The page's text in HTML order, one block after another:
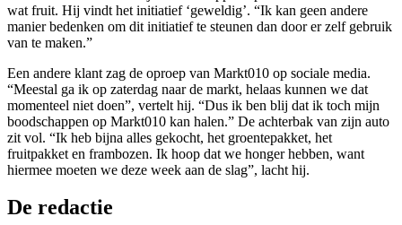
wat fruit. Hij vindt het initiatief ‘geweldig’. “Ik kan geen andere
manier bedenken om dit initiatief te steunen dan door er zelf gebruik
van te maken.”
Een andere klant zag de oproep van Markt010 op sociale media.
“Meestal ga ik op zaterdag naar de markt, helaas kunnen we dat
momenteel niet doen”, vertelt hij. “Dus ik ben blij dat ik toch mijn
boodschappen op Markt010 kan halen.” De achterbak van zijn auto
zit vol. “Ik heb bijna alles gekocht, het groentepakket, het
fruitpakket en frambozen. Ik hoop dat we honger hebben, want
hiermee moeten we deze week aan de slag”, lacht hij.
De redactie